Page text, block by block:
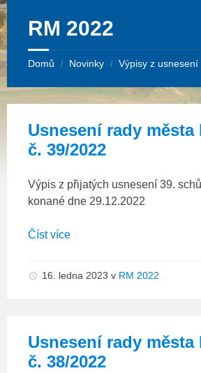
RM 2022
Domů / Novinky / Výpisy z usnesení
Usnesení rady města
č. 39/2022
Výpis z přijatých usnesení 39.
konané dne 29.12.2022
Číst více
16. ledna 2023 v RM 2022
Usnesení rady města
č. 38/2022